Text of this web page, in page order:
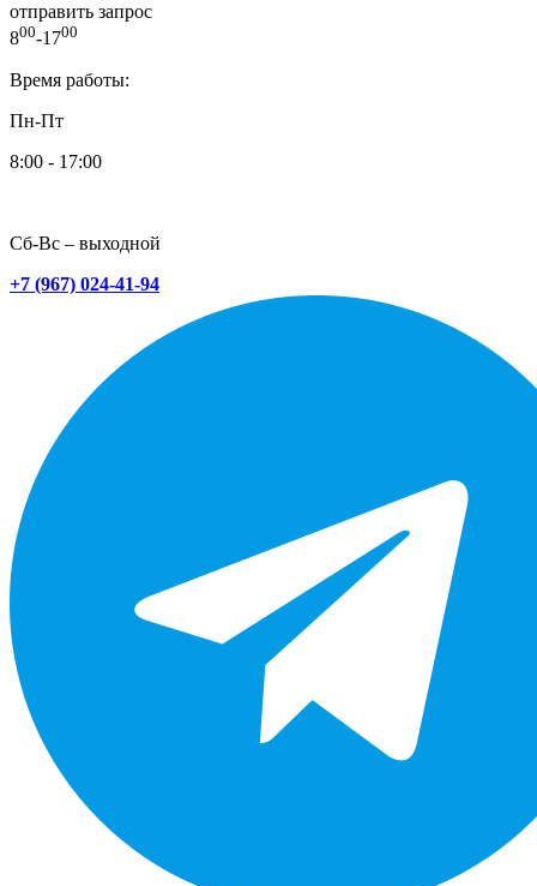
отправить запрос
800-1700
Время работы:
Пн-Пт
8:00 - 17:00
Сб-Вс – выходной
+7 (967) 024-41-94